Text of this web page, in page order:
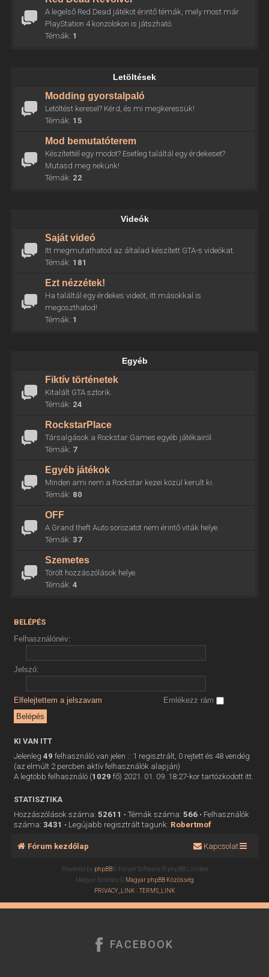
A legelső Red Dead játékot érintő témák, mely most már
PlayStation 4 konzolokon is játszható.
Témák: 1
Letöltések
Modding gyorstalpaló
Letöltést keresel? Kérd, és mi megkeressük!
Témák: 15
Mod bemutatóterem
Készítettél egy modot? Esetleg találtál egy érdekeset?
Mutasd meg nekünk!
Témák: 22
Videók
Saját videó
Itt megmutathatod az általad készített GTA-s videókat.
Témák: 181
Ezt nézzétek!
Ha találtál egy érdekes videót, itt másokkal is
megoszthatod!
Témák: 1
Egyéb
Fiktív történetek
Kitalált GTA sztorik.
Témák: 24
RockstarPlace
Társalgások a Rockstar Games egyéb játékairól.
Témák: 7
Egyéb játékok
Minden ami nem a Rockstar kezei közül került ki.
Témák: 80
OFF
A Grand theft Auto sorozatot nem érintő viták helye.
Témák: 37
Szemetes
Törölt hozzászólások helye.
Témák: 4
BELÉPÉS
Felhasználónév:
Jelszó:
Elfelejtettem a jelszavam Emlékezz rám
KI VAN ITT
Jelenleg 49 felhasználó van jelen :: 1 regisztrált, 0 rejtett és 48 vendég
(az elmúlt 2 percben aktív felhasználók alapján)
A legtöbb felhasználó (1029 fő) 2021. 01. 09. 18:27-kor tartózkodott itt.
STATISZTIKA
Hozzászólások száma: 52611 • Témák száma: 566• Felhasználók
száma: 3431 • Legújabb regisztrált tagunk: Robertmof
Fórum kezdőlap Kapcsolat
Powered by phpBB® Forum Software © phpBB Limited
Magyar fordítás © Magyar phpBB Közösség
PRIVACY_LINK |TERMS_LINK
FACEBOOK